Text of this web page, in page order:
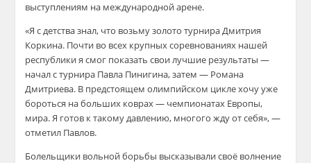
выступлениям на международной арене.
«Я с детства знал, что возьму золото турнира Дмитрия
Коркина. Почти во всех крупных соревнованиях нашей
республики я смог показать свои лучшие результаты —
начал с турнира Павла Пинигина, затем — Романа
Дмитриева. В предстоящем олимпийском цикле хочу уже
бороться на больших коврах — чемпионатах Европы,
мира. Я готов к такому давлению, многого жду от себя», —
отметил Павлов.
Болельщики вольной борьбы высказывали своё волнение